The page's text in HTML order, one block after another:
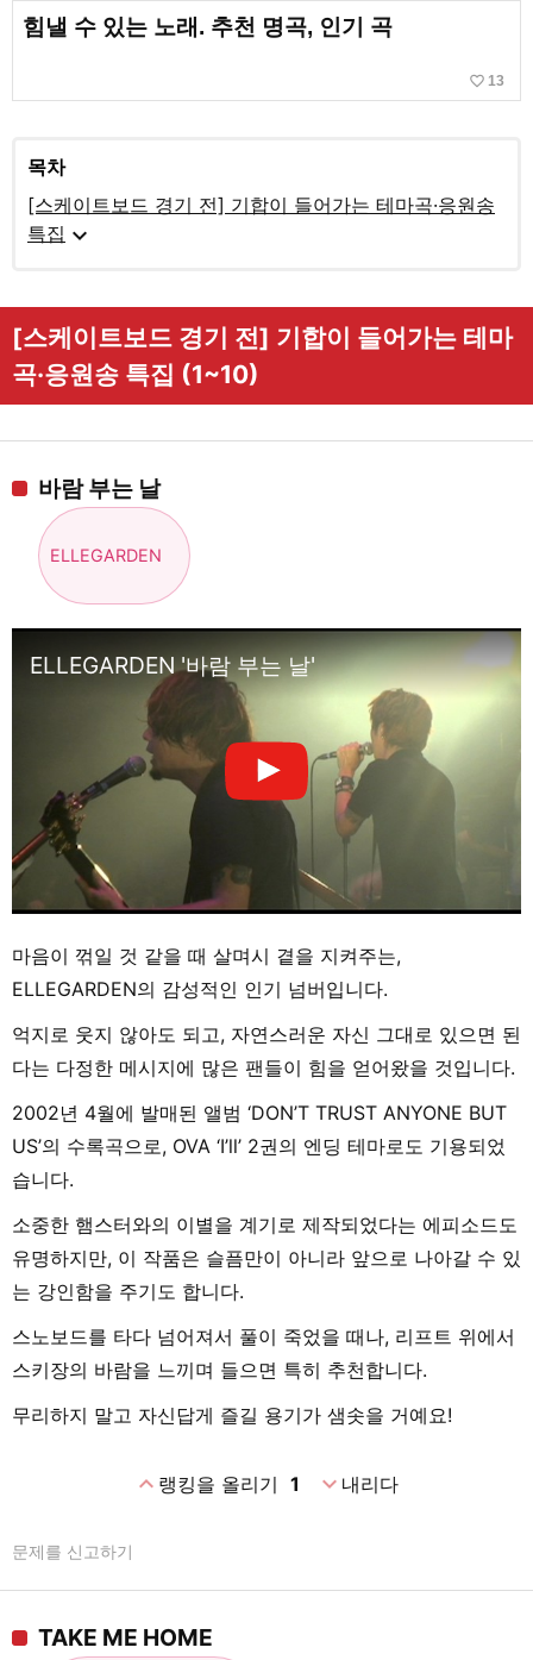
힘낼 수 있는 노래. 추천 명곡, 인기 곡
favorite_border 13
목차
[스케이트보드 경기 전] 기합이 들어가는 테마곡·응원송
특집 expand_more
[스케이트보드 경기 전] 기합이 들어가는 테마
곡·응원송 특집 (1~10)
바람 부는 날
ELLEGARDEN
ELLEGARDEN '바람 부는 날'
마음이 꺾일 것 같을 때 살며시 곁을 지켜주는,
ELLEGARDEN의 감성적인 인기 넘버입니다.
억지로 웃지 않아도 되고, 자연스러운 자신 그대로 있으면 된
다는 다정한 메시지에 많은 팬들이 힘을 얻어왔을 것입니다.
2002년 4월에 발매된 앨범 ‘DON’T TRUST ANYONE BUT
US’의 수록곡으로, OVA ‘I’ll’ 2권의 엔딩 테마로도 기용되었
습니다.
소중한 햄스터와의 이별을 계기로 제작되었다는 에피소드도
유명하지만, 이 작품은 슬픔만이 아니라 앞으로 나아갈 수 있
는 강인함을 주기도 합니다.
스노보드를 타다 넘어져서 풀이 죽었을 때나, 리프트 위에서
스키장의 바람을 느끼며 들으면 특히 추천합니다.
무리하지 말고 자신답게 즐길 용기가 샘솟을 거예요!
expand_less랭킹을 올리기 1 expand_more내리다
문제를 신고하기
TAKE ME HOME